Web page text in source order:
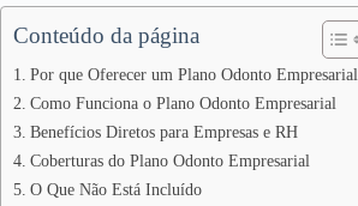
Conteúdo da página
Por que Oferecer um Plano Odonto Empresarial
Como Funciona o Plano Odonto Empresarial
Benefícios Diretos para Empresas e RH
Coberturas do Plano Odonto Empresarial
O Que Não Está Incluído